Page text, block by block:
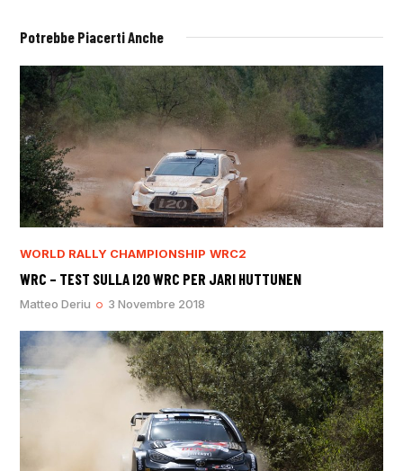
Potrebbe Piacerti Anche
WORLD RALLY CHAMPIONSHIP WRC2
WRC – TEST SULLA I20 WRC PER JARI HUTTUNEN
Matteo Deriu 3 Novembre 2018